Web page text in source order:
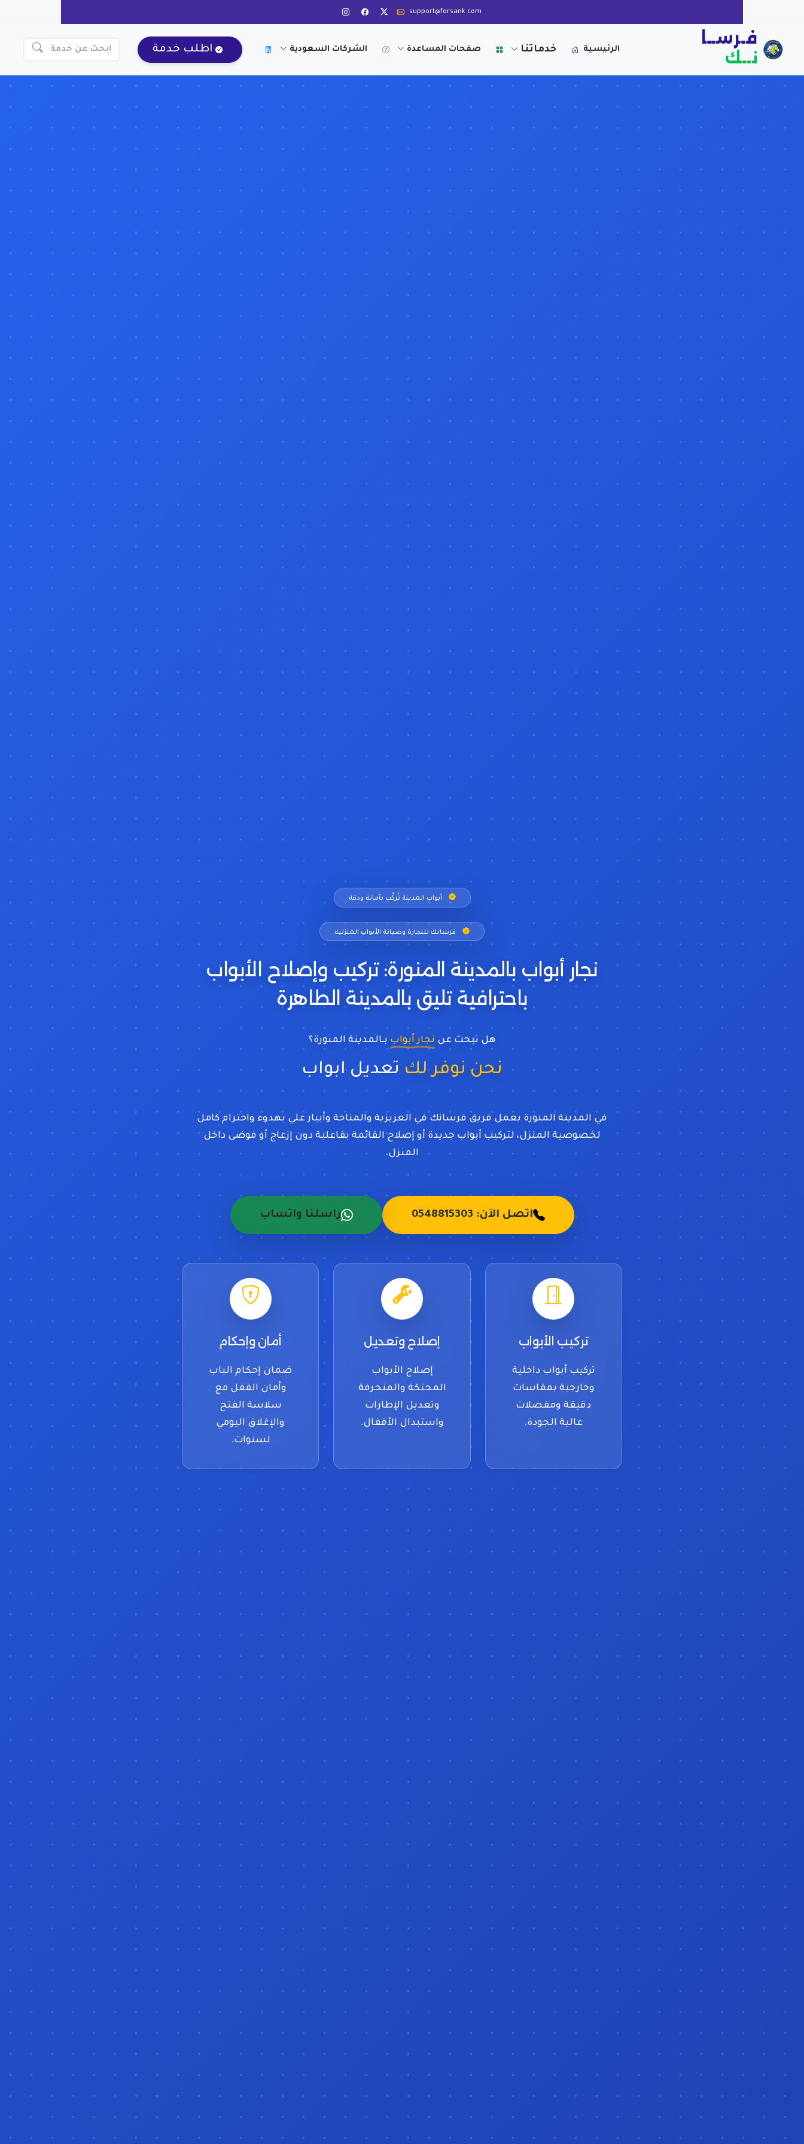
support@forsank.com
فـرســا
نــك الرئيسية خدماتنا صفحات المساعدة الشركات السعودية اطلب خدمة
أبواب المدينة تُركَّب بأمانة ودقة
فرسانك للنجارة وصيانة الأبواب المنزلية
نجار أبواب بالمدينة المنورة: تركيب وإصلاح الأبواب
باحترافية تليق بالمدينة الطاهرة
هل تبحث عن نجار أبواب بـالمدينة المنورة؟
نحن نوفر لك
في المدينة المنورة يعمل فريق فرسانك في العزيزية والمناخة وأبيار علي بهدوء واحترام كامل
لخصوصية المنزل، لتركيب أبواب جديدة أو إصلاح القائمة بفاعلية دون إزعاج أو فوضى داخل
المنزل.
اتصل الآن: 0548815303 راسلنا واتساب
تركيب الأبواب
تركيب أبواب داخلية
وخارجية بمقاسات
دقيقة ومفصلات
عالية الجودة.
إصلاح وتعديل
إصلاح الأبواب
المحتكة والمنحرفة
وتعديل الإطارات
واستبدال الأقفال.
أمان وإحكام
ضمان إحكام الباب
وأمان القفل مع
سلاسة الفتح
والإغلاق اليومي
لسنوات.